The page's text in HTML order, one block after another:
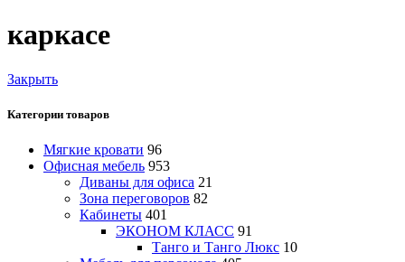
каркасе
Закрыть
Категории товаров
Мягкие кровати 96
Офисная мебель 953
Диваны для офиса 21
Зона переговоров 82
Кабинеты 401
ЭКОНОМ КЛАСС 91
Танго и Танго Люкс 10